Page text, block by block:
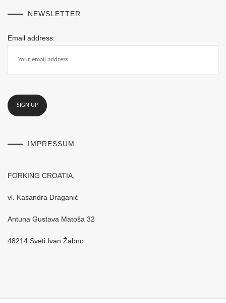
NEWSLETTER
Email address:
IMPRESSUM
FORKING CROATIA,
vl. Kasandra Draganić
Antuna Gustava Matoša 32
48214 Sveti Ivan Žabno